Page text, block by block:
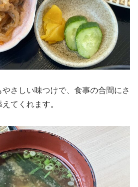
さしい味つけで、食事の合間にさ
てくれます。